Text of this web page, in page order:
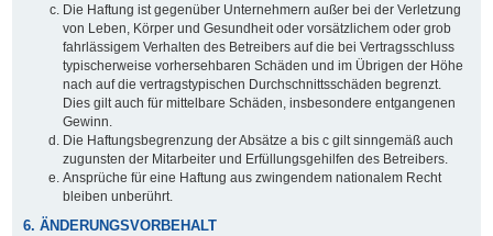
Die Haftung ist gegenüber Unternehmern außer bei der Verletzung
von Leben, Körper und Gesundheit oder vorsätzlichem oder grob
fahrlässigem Verhalten des Betreibers auf die bei Vertragsschluss
typischerweise vorhersehbaren Schäden und im Übrigen der Höhe
nach auf die vertragstypischen Durchschnittsschäden begrenzt.
Dies gilt auch für mittelbare Schäden, insbesondere entgangenen
Gewinn.
Die Haftungsbegrenzung der Absätze a bis c gilt sinngemäß auch
zugunsten der Mitarbeiter und Erfüllungsgehilfen des Betreibers.
Ansprüche für eine Haftung aus zwingendem nationalem Recht
bleiben unberührt.
6. ÄNDERUNGSVORBEHALT